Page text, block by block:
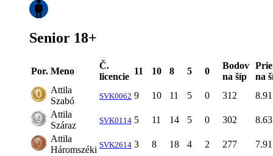
Senior 18+
Por. Meno
Č.
licencie
11 10 8 5 0
Bodov
na šíp
na
Attila
Szabó
SVK0062 9 10 11 5 0 312
8.91
Attila
Száraz
SVK0114 5 11 14 5 0 302
8.63
Attila
Háromszéki SVK2614 3 8 18 4 2 277 7.91